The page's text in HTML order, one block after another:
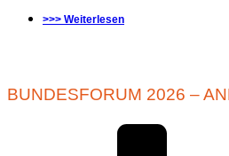
>>> Weiterlesen
BUNDESFORUM 2026 –